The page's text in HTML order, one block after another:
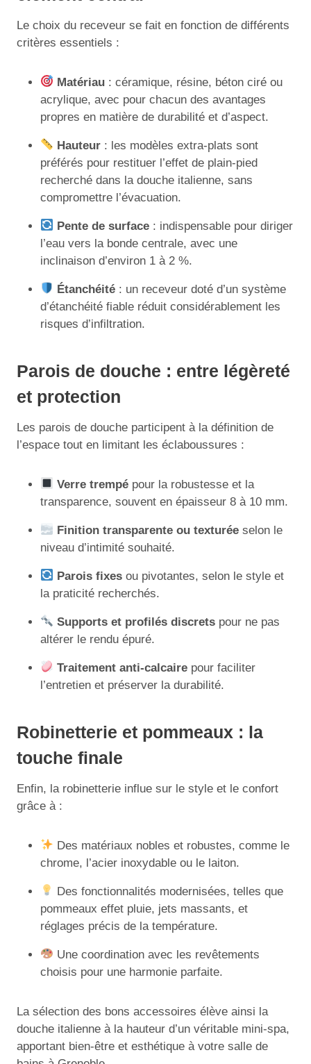
Le choix du receveur se fait en fonction de différents
critères essentiels :
Matériau : céramique, résine, béton ciré ou
acrylique, avec pour chacun des avantages
propres en matière de durabilité et d’aspect.
Hauteur : les modèles extra-plats sont
préférés pour restituer l’effet de plain-pied
recherché dans la douche italienne, sans
compromettre l’évacuation.
Pente de surface : indispensable pour diriger
l’eau vers la bonde centrale, avec une
inclinaison d’environ 1 à 2 %.
Étanchéité : un receveur doté d’un système
d’étanchéité fiable réduit considérablement les
risques d’infiltration.
Parois de douche : entre légèreté
et protection
Les parois de douche participent à la définition de
l’espace tout en limitant les éclaboussures :
Verre trempé pour la robustesse et la
transparence, souvent en épaisseur 8 à 10 mm.
Finition transparente ou texturée selon le
niveau d’intimité souhaité.
Parois fixes ou pivotantes, selon le style et
la praticité recherchés.
Supports et profilés discrets pour ne pas
altérer le rendu épuré.
Traitement anti-calcaire pour faciliter
l’entretien et préserver la durabilité.
Robinetterie et pommeaux : la
touche finale
Enfin, la robinetterie influe sur le style et le confort
grâce à :
Des matériaux nobles et robustes, comme le
chrome, l’acier inoxydable ou le laiton.
Des fonctionnalités modernisées, telles que
pommeaux effet pluie, jets massants, et
réglages précis de la température.
Une coordination avec les revêtements
choisis pour une harmonie parfaite.
La sélection des bons accessoires élève ainsi la
douche italienne à la hauteur d’un véritable mini-spa,
apportant bien-être et esthétique à votre salle de